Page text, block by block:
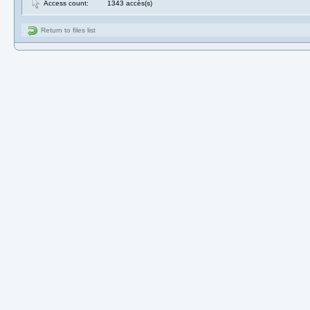
Access count:
1343 accès(s)
Return to files list